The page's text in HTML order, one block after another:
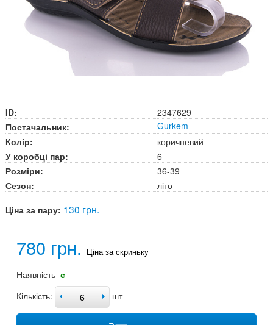
ID:
2347629
Постачальник:
Gurkem
Колір:
коричневий
У коробці пар:
6
Розміри:
36-39
Сезон:
літо
Ціна за пару: 130 грн.
780 грн. Ціна за скриньку
Наявність є
Кількість:
шт